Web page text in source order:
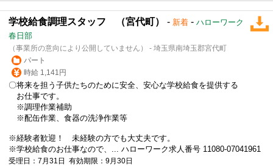
学校給食調理スタッフ （宮代町） - 新着 - ハローワーク
春日部
（事業所の意向により公開していません） - 埼玉県南埼玉郡宮代町
パート
時給 1,141円
〇将来を担う子供たちのために安全、安心な学校給食を提供する
お仕事です。
※調理作業補助
※配缶作業、食器の洗浄作業等
※経験者歓迎！ 未経験の方でも大丈夫です。
※学校給食のお仕事なので、... ハローワーク求人番号 11080-07041961
受理日：7月31日 有効期限：9月30日